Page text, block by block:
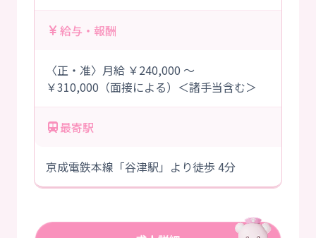
給与・報酬
〈正・准〉月給 ￥240,000 ～
￥310,000（面接による）＜諸手当含む＞
最寄駅
京成電鉄本線「谷津駅」より徒歩 4分